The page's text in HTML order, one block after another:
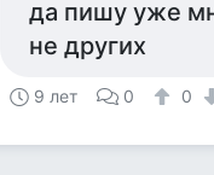
да пишу уже
не других
9 лет 0 0